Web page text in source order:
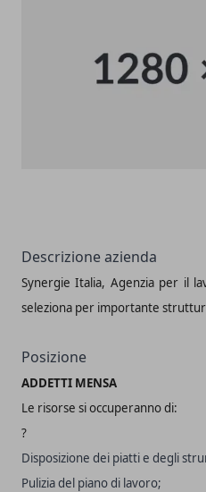
Descrizione azienda
Synergie Italia, Agenzia per il
seleziona per importante
Posizione
ADDETTI MENSA
Le risorse si occuperanno di:
?
Disposizione dei piatti e degli
Pulizia del piano di lavoro;